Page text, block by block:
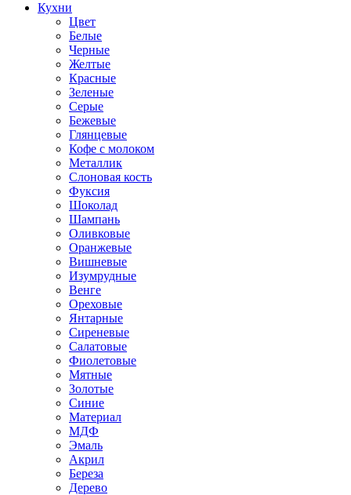
Кухни
Цвет
Белые
Черные
Желтые
Красные
Зеленые
Серые
Бежевые
Глянцевые
Кофе с молоком
Металлик
Слоновая кость
Фуксия
Шоколад
Шампань
Оливковые
Оранжевые
Вишневые
Изумрудные
Венге
Ореховые
Янтарные
Сиреневые
Салатовые
Фиолетовые
Мятные
Золотые
Синие
Материал
МДФ
Эмаль
Акрил
Береза
Дерево